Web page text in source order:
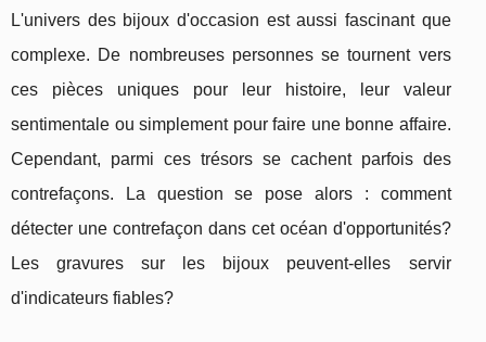
L'univers des bijoux d'occasion est aussi fascinant que
complexe. De nombreuses personnes se tournent vers
ces pièces uniques pour leur histoire, leur valeur
sentimentale ou simplement pour faire une bonne affaire.
Cependant, parmi ces trésors se cachent parfois des
contrefaçons. La question se pose alors : comment
détecter une contrefaçon dans cet océan d'opportunités?
Les gravures sur les bijoux peuvent-elles servir
d'indicateurs fiables?